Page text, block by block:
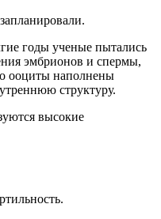
годы ученые пытались
эмбрионов и спермы,
ооциты наполнены
структуру.
высокие